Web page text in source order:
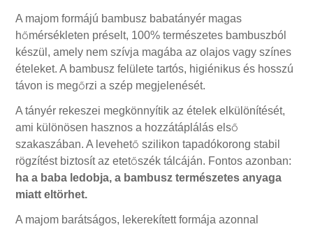
A majom formájú bambusz babatányér magas
hőmérsékleten préselt, 100% természetes bambuszból
készül, amely nem szívja magába az olajos vagy színes
ételeket. A bambusz felülete tartós, higiénikus és hosszú
távon is megőrzi a szép megjelenését.
A tányér rekeszei megkönnyítik az ételek elkülönítését,
ami különösen hasznos a hozzátáplálás első
szakaszában. A levehető szilikon tapadókorong stabil
rögzítést biztosít az etetőszék tálcáján. Fontos azonban:
ha a baba ledobja, a bambusz természetes anyaga
miatt eltörhet.
A majom barátságos, lekerekített formája azonnal